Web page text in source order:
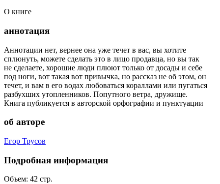
О книге
аннотация
Аннотации нет, вернее она уже течет в вас, вы хотите
сплюнуть, можете сделать это в лицо продавца, но вы так
не сделаете, хорошие люди плюют только от досады и себе
под ноги, вот такая вот привычка, но рассказ не об этом, он
течет, и вам в его водах любоваться кораллами или пугаться
разбухших утопленников. Попутного ветра, дружище.
Книга публикуется в авторской орфографии и пунктуации
об авторе
Егор Трусов
Подробная информация
Объем: 42 стр.